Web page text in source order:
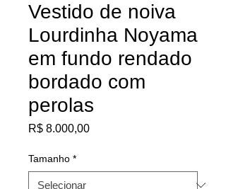
Vestido de noiva
Lourdinha Noyama
em fundo rendado
bordado com
perolas
R$ 8.000,00Preço
Tamanho *